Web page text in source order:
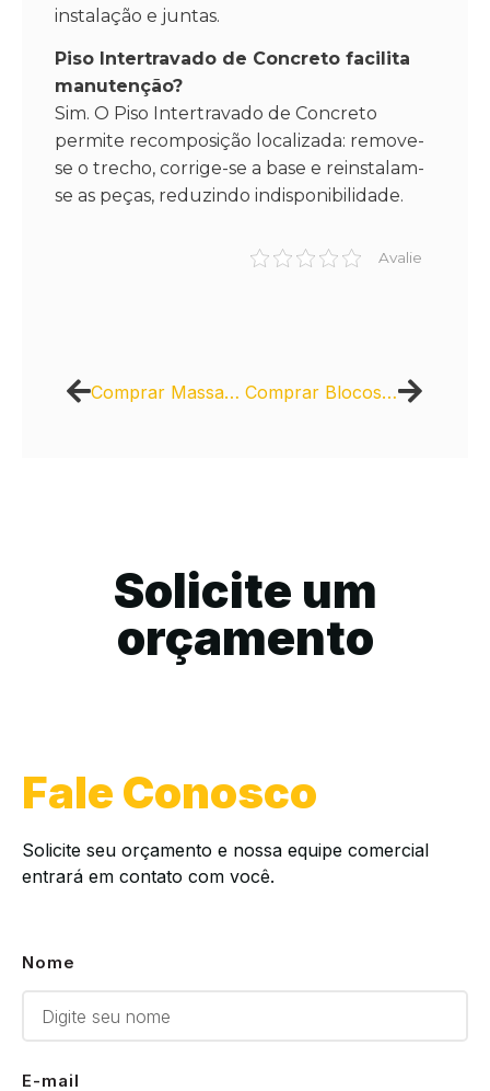
instalação e juntas.
Piso Intertravado de Concreto facilita
manutenção?
Sim. O Piso Intertravado de Concreto
permite recomposição localizada: remove-
se o trecho, corrige-se a base e reinstalam-
se as peças, reduzindo indisponibilidade.
Avalie
Comprar Massa Asfáltica: Garantir Sustentabilidade na Obra Comprar Blocos Intercity: Benefícios para Residenciais
Solicite um
orçamento
Fale Conosco
Solicite seu orçamento e nossa equipe comercial
entrará em contato com você.
Nome
E-mail